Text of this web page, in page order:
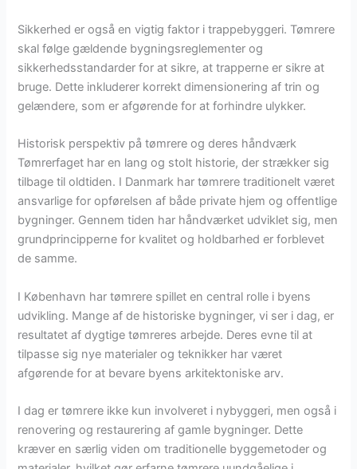
Sikkerhed er også en vigtig faktor i trappebyggeri. Tømrere
skal følge gældende bygningsreglementer og
sikkerhedsstandarder for at sikre, at trapperne er sikre at
bruge. Dette inkluderer korrekt dimensionering af trin og
gelændere, som er afgørende for at forhindre ulykker.
Historisk perspektiv på tømrere og deres håndværk
Tømrerfaget har en lang og stolt historie, der strækker sig
tilbage til oldtiden. I Danmark har tømrere traditionelt været
ansvarlige for opførelsen af både private hjem og offentlige
bygninger. Gennem tiden har håndværket udviklet sig, men
grundprincipperne for kvalitet og holdbarhed er forblevet
de samme.
I København har tømrere spillet en central rolle i byens
udvikling. Mange af de historiske bygninger, vi ser i dag, er
resultatet af dygtige tømreres arbejde. Deres evne til at
tilpasse sig nye materialer og teknikker har været
afgørende for at bevare byens arkitektoniske arv.
I dag er tømrere ikke kun involveret i nybyggeri, men også i
renovering og restaurering af gamle bygninger. Dette
kræver en særlig viden om traditionelle byggemetoder og